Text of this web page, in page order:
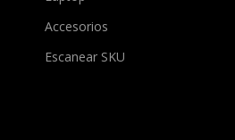
Accesorios
Escanear SKU